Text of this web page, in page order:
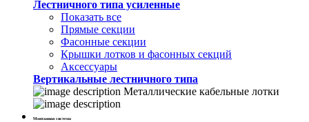
Лестничного типа усиленные
Показать все
Прямые секции
Фасонные секции
Крышки лотков и фасонных секций
Аксессуары
Вертикальные лестничного типа
Металлические кабельные лотки
Монтажная система